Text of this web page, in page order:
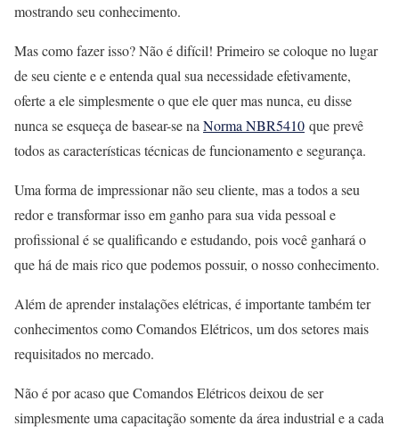
mostrando seu conhecimento.
Mas como fazer isso? Não é difícil! Primeiro se coloque no lugar
de seu ciente e e entenda qual sua necessidade efetivamente,
oferte a ele simplesmente o que ele quer mas nunca, eu disse
nunca se esqueça de basear-se na Norma NBR5410 que prevê
todos as características técnicas de funcionamento e segurança.
Uma forma de impressionar não seu cliente, mas a todos a seu
redor e transformar isso em ganho para sua vida pessoal e
profissional é se qualificando e estudando, pois você ganhará o
que há de mais rico que podemos possuir, o nosso conhecimento.
Além de aprender instalações elétricas, é importante também ter
conhecimentos como Comandos Elétricos, um dos setores mais
requisitados no mercado.
Não é por acaso que Comandos Elétricos deixou de ser
simplesmente uma capacitação somente da área industrial e a cada